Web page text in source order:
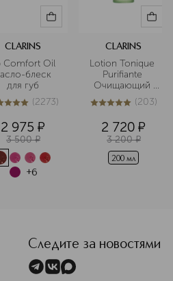
CLARINS
Comfort Oil
блеск
для губ
52273 (2273)
2 975 ¤
3 500 ¤
+6
CLARINS
Lotion Tonique
Purifiante
Очищающий
тоник для
комбинированной
5из 5203 (203)
2 720 ¤
3 200 ¤
200 мл
Следите за новостями